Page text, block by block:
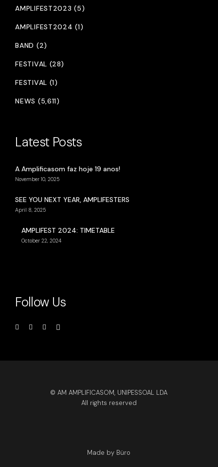
AMPLIFEST2023 (5)
AMPLIFEST2024 (1)
BAND (2)
FESTIVAL (28)
FESTIVAL (1)
NEWS (5,611)
Latest Posts
A Amplificasom faz hoje 19 anos!
November 10, 2025
SEE YOU NEXT YEAR, AMPLIFESTERS
April 8, 2025
AMPLIFEST 2024: TIMETABLE
October 22, 2024
Follow Us
© AM AMPLIFICASOM, UNIPESSOAL LDA
All rights reserved
Made by Büro